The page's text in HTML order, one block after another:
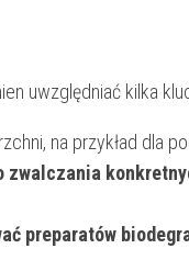
uwzględniać kilka
na przykład dla
zwalczania
preparatów